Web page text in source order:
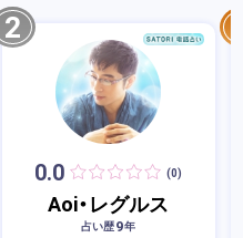
2
0.0 (0)
Aoi・レグルス
占い歴9年